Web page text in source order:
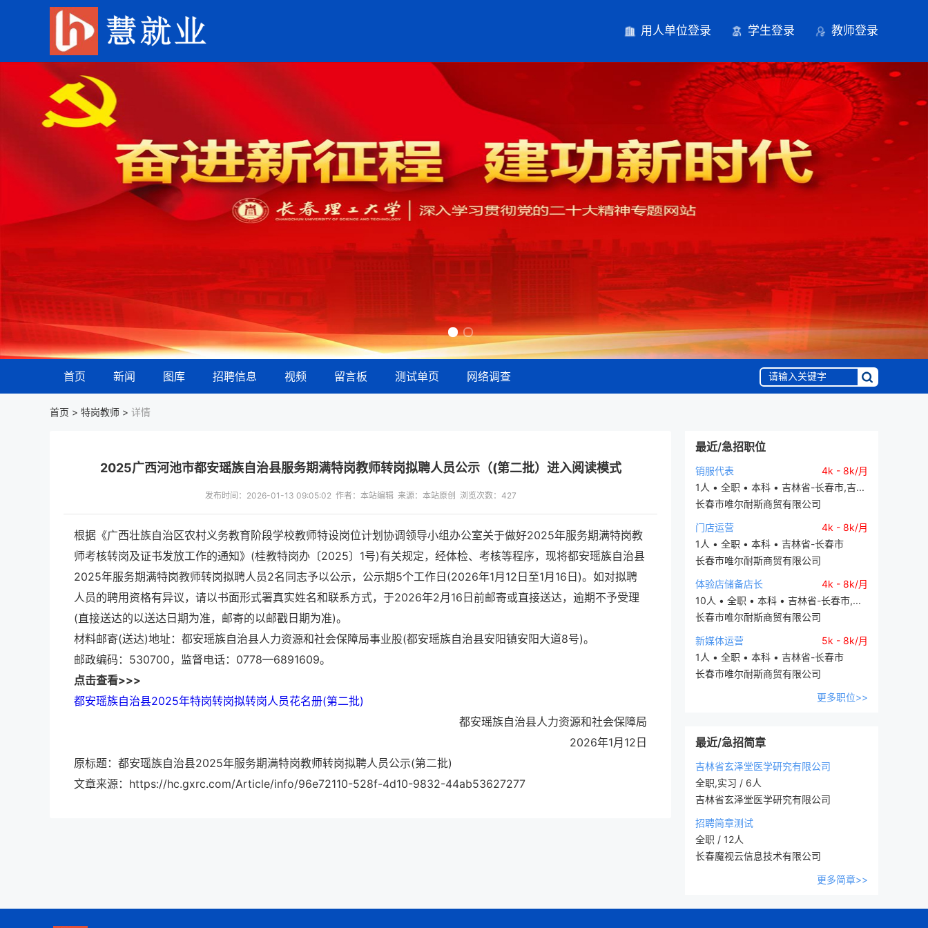
用人单位登录 学生登录 教师登录
首页 新闻 图库 招聘信息 视频 留言板 测试单页 网络调查
首页 > 特岗教师 > 详情
最近/急招职位
销服代表
4k - 8k/月
1人 • 全职 • 本科 • 吉林省-长春市,吉...
长春市唯尔耐斯商贸有限公司
门店运营
4k - 8k/月
1人 • 全职 • 本科 • 吉林省-长春市
长春市唯尔耐斯商贸有限公司
体验店储备店长
4k - 8k/月
10人 • 全职 • 本科 • 吉林省-长春市,...
长春市唯尔耐斯商贸有限公司
新媒体运营
5k - 8k/月
1人 • 全职 • 本科 • 吉林省-长春市
长春市唯尔耐斯商贸有限公司
更多职位>>
最近/急招简章
吉林省玄泽堂医学研究有限公司
全职,实习 / 6人
吉林省玄泽堂医学研究有限公司
招聘简章测试
全职 / 12人
长春魔视云信息技术有限公司
更多简章>>
2025广西河池市都安瑶族自治县服务期满特岗教师转岗拟聘人员公示（(第二批）进入阅读模式
发布时间：2026-01-13 09:05:02 作者：本站编辑 来源：本站原创 浏览次数： 427
根据《广西壮族自治区农村义务教育阶段学校教师特设岗位计划协调领导小组办公室关于做好2025年服务期满特岗教
师考核转岗及证书发放工作的通知》(桂教特岗办〔2025〕1号)有关规定，经体检、考核等程序，现将都安瑶族自治县
2025年服务期满特岗教师转岗拟聘人员2名同志予以公示，公示期5个工作日(2026年1月12日至1月16日)。如对拟聘
人员的聘用资格有异议，请以书面形式署真实姓名和联系方式，于2026年2月16日前邮寄或直接送达，逾期不予受理
(直接送达的以送达日期为准，邮寄的以邮戳日期为准)。
材料邮寄(送达)地址：都安瑶族自治县人力资源和社会保障局事业股(都安瑶族自治县安阳镇安阳大道8号)。
邮政编码：530700，监督电话：0778—6891609。
点击查看>>>
都安瑶族自治县2025年特岗转岗拟转岗人员花名册(第二批)
都安瑶族自治县人力资源和社会保障局
2026年1月12日
原标题：都安瑶族自治县2025年服务期满特岗教师转岗拟聘人员公示(第二批)
文章来源：https://hc.gxrc.com/Article/info/96e72110-528f-4d10-9832-44ab53627277